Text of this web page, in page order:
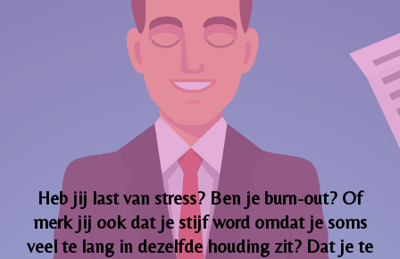
Heb jij last van stress? Ben je burn-out? Of
merk jij ook dat je stijf word omdat je soms
veel te lang in dezelfde houding zit? Dat je te